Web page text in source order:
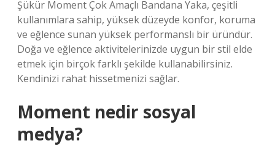
Şükür Moment Çok Amaçlı Bandana Yaka, çeşitli
kullanımlara sahip, yüksek düzeyde konfor, koruma
ve eğlence sunan yüksek performanslı bir üründür.
Doğa ve eğlence aktivitelerinizde uygun bir stil elde
etmek için birçok farklı şekilde kullanabilirsiniz.
Kendinizi rahat hissetmenizi sağlar.
Moment nedir sosyal
medya?